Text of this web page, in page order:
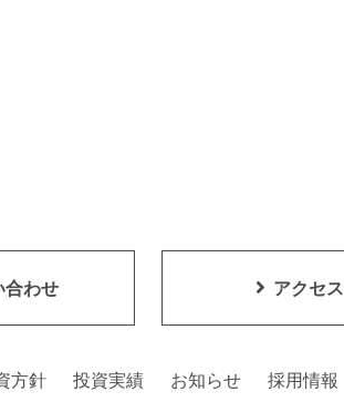
合わせ アクセス
方針 投資実績 お知らせ 採用情報